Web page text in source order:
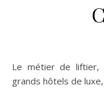
Le métier de liftier, autrefois figure emblématique des
grands hôtels de